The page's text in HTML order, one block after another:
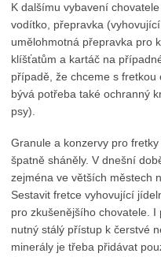
K dalšímu vybavení
vodítko, přepravka
umělohmotná přepravka pro
klíšťatům a kartáč na
případě, že chceme s fretkou
bývá potřeba také ochranný
psy).
Granule a konzervy pro
špatně sháněly. V dnešní
zejména ve větších městech
Sestavit fretce vyhovující
pro zkušenějšího chovatele.
nutný stálý přístup k čerstvé
minerály je třeba přidávat